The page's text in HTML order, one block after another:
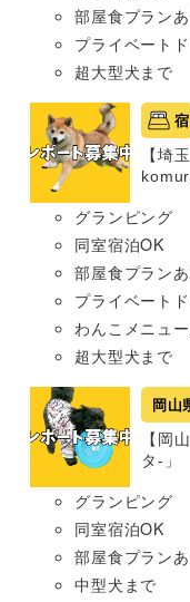
部屋食プラン
プライベート
超大型犬まで
宿
【埼
グランピング
同室宿泊OK
部屋食プラン
プライベート
わんこメニュ
超大型犬まで
岡山
【岡
タ-」
グランピング
同室宿泊OK
部屋食プラン
中型犬まで